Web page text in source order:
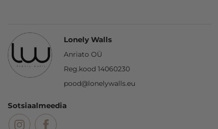
Lonely Walls
Anriato OÜ
Reg.kood 14060230
pood@lonelywalls.eu
Sotsiaalmeedia